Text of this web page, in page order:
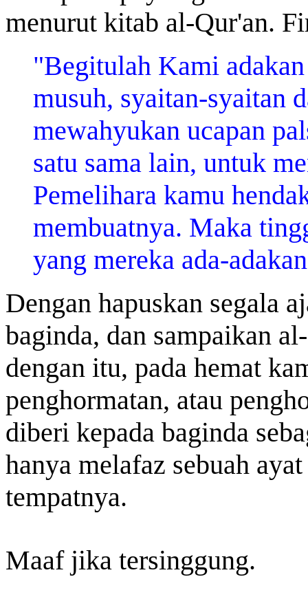
menurut kitab al-Qur'an.
"Begitulah Kami
musuh, syaitan-syaitan
mewahyukan ucapan
satu sama lain, untuk
Pemelihara kamu
membuatnya. Maka
yang mereka ada-
Dengan hapuskan segala
baginda, dan sampaikan
dengan itu, pada hemat
penghormatan, atau
diberi kepada baginda
hanya melafaz sebuah
tempatnya.
Maaf jika tersinggung.